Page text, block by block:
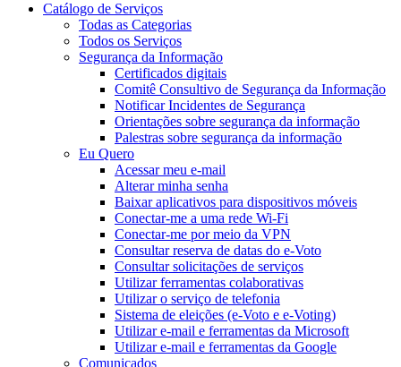
Catálogo de Serviços
Todas as Categorias
Todos os Serviços
Segurança da Informação
Certificados digitais
Comitê Consultivo de Segurança da Informação
Notificar Incidentes de Segurança
Orientações sobre segurança da informação
Palestras sobre segurança da informação
Eu Quero
Acessar meu e-mail
Alterar minha senha
Baixar aplicativos para dispositivos móveis
Conectar-me a uma rede Wi-Fi
Conectar-me por meio da VPN
Consultar reserva de datas do e-Voto
Consultar solicitações de serviços
Utilizar ferramentas colaborativas
Utilizar o serviço de telefonia
Sistema de eleições (e-Voto e e-Voting)
Utilizar e-mail e ferramentas da Microsoft
Utilizar e-mail e ferramentas da Google
Comunicados